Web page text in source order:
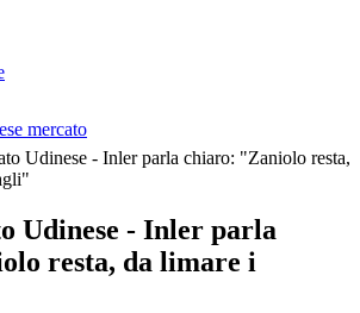
mercato
Udinese - Inler parla chiaro: "Zaniolo resta,
Udinese - Inler parla
resta, da limare i